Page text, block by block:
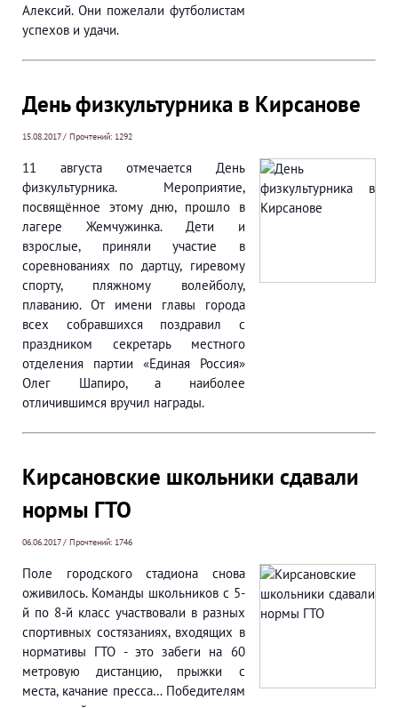
Алексий. Они пожелали футболистам
успехов и удачи.
День физкультурника в Кирсанове
15.08.2017 / Прочтений: 1292
11 августа отмечается День
физкультурника. Мероприятие,
посвящённое этому дню, прошло в
лагере Жемчужинка. Дети и
взрослые, приняли участие в
соревнованиях по дартцу, гиревому
спорту, пляжному волейболу,
плаванию. От имени главы города
всех собравшихся поздравил с
праздником секретарь местного
отделения партии «Единая Россия»
Олег Шапиро, а наиболее
отличившимся вручил награды.
Кирсановские школьники сдавали
нормы ГТО
06.06.2017 / Прочтений: 1746
Поле городского стадиона снова
оживилось. Команды школьников с 5-
й по 8-й класс участвовали в разных
спортивных состязаниях, входящих в
нормативы ГТО - это забеги на 60
метровую дистанцию, прыжки с
места, качание пресса… Победителям